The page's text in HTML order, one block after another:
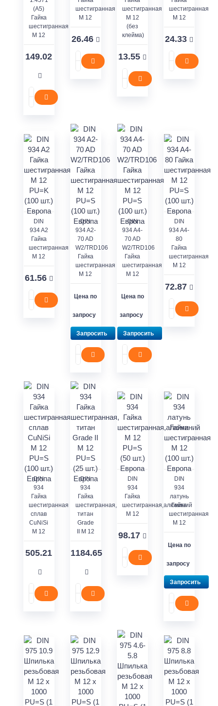
(A5)
Гайка
шестигранная
M 12
149.02
шестигранная
M 12
26.46
шестигранная
M 12
(без
клейма)
13.55
шестигранная
M 12
24.33
DIN
934 A2
Гайка
шестигранная
M 12
61.56
DIN
934 A2-
70 AD
W2/TRD106
Гайка
шестигранная
M 12
Цена по
запросу
Запросить
DIN
934 A4-
70 AD
W2/TRD106
Гайка
шестигранная
M 12
Цена по
запросу
Запросить
DIN
934 A4-
80
Гайка
шестигранная
M 12
72.87
DIN
934
Гайка
шестигранная
сплав
CuNiSi
M 12
505.21
DIN
934
Гайка
шестигранная,
титан
Grade
II M 12
1184.65
DIN
934
Гайка
шестигранная,алюминий
M 12
98.17
DIN
934
латунь
Гайка
шестигранная
M 12
Цена по
запросу
Запросить